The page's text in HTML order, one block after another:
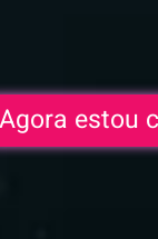
Agora estou